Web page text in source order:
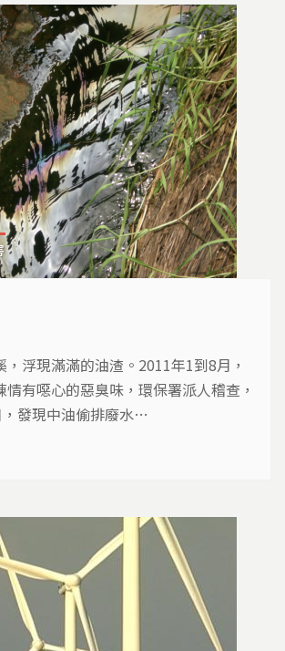
浮現滿滿的油渣。2011年1到8月，
有噁心的惡臭味，環保署派人稽查，
發現中油偷排廢水…